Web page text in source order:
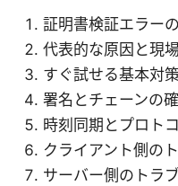
証明書検証エラー
代表的な原因と現
すぐ試せる基本対
署名とチェーンの
時刻同期とプロト
クライアント側の
サーバー側のトラ